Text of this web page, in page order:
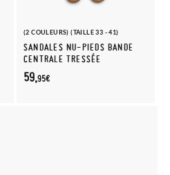
(2 COULEURS) (TAILLE 33 - 41)
SANDALES NU-PIEDS BANDE
CENTRALE TRESSÉE
59,95€